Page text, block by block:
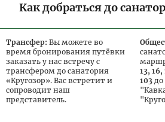
Как добраться до
Трансфер: Вы можете во
время бронирования путёвки
заказать у нас встречу с
трансфером до санатория
«Кругозор». Вас встретит и
сопроводит наш
представитель.
13, 16,
103 до